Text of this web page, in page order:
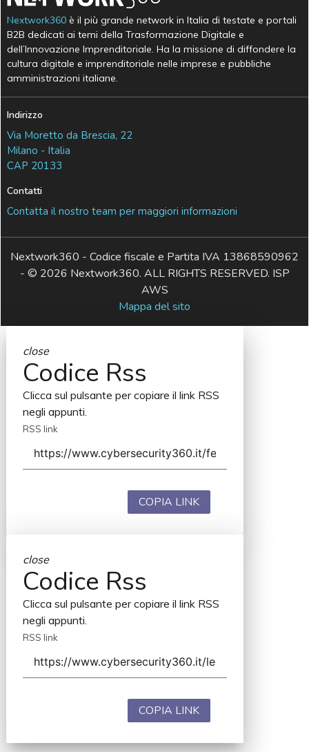
Nextwork360 è il più grande network in Italia di testate e portali
B2B dedicati ai temi della Trasformazione Digitale e
dell’Innovazione Imprenditoriale. Ha la missione di diffondere la
cultura digitale e imprenditoriale nelle imprese e pubbliche
amministrazioni italiane.
Indirizzo
Via Moretto da Brescia, 22
Milano - Italia
CAP 20133
Contatti
Contatta il nostro team per maggiori informazioni
Nextwork360 - Codice fiscale e Partita IVA 13868590962
- © 2026 Nextwork360. ALL RIGHTS RESERVED. ISP
AWS
Mappa del sito
close
Codice Rss
Clicca sul pulsante per copiare il link RSS
negli appunti.
RSS link
COPIA LINK
close
Codice Rss
Clicca sul pulsante per copiare il link RSS
negli appunti.
RSS link
COPIA LINK